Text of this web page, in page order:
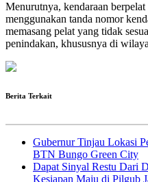
Menurutnya, kendaraan
menggunakan tanda nomor
memasang pelat yang tidak
penindakan, khususnya di
Berita Terkait
Gubernur Tinjau Lokasi
BTN Bungo Green City
Dapat Sinyal Restu Dari
Kesiapan Maju di Pilgub